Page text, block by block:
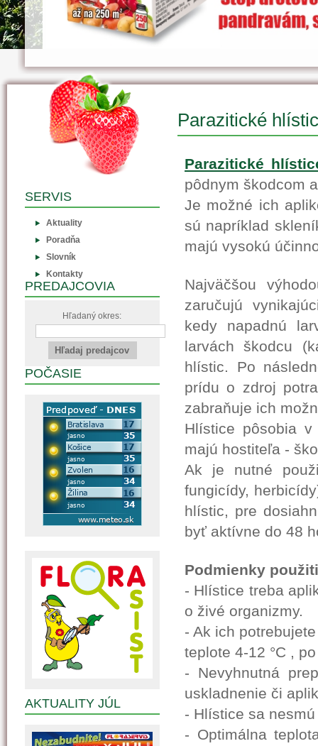
Parazitické
Parazitické
pôdnym škodcom
Je možné ich
sú napríklad
majú vysokú
Najväčšou
zaručujú
kedy napadnú
larvách škodcu
hlístic. Po
prídu o zdroj
zabraňuje ich
Hlístice pôsobia
majú hostiteľa -
Ak je nutné
fungicídy,
hlístic, pre
byť aktívne do 48
Podmienky
- Hlístice treba
o živé organizmy.
- Ak ich
teplote 4-12 °C ,
- Nevyhnutná
uskladnenie či
- Hlístice sa
- Optimálna
SERVIS
Aktuality
Poradňa
Slovník
Kontakty
PREDAJCOVIA
Hľadaný okres:
POČASIE
AKTUALITY JÚL